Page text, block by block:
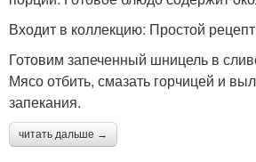
Входит в коллекцию: Простой
Готовим запеченный шницель в
Мясо отбить, смазать горчицей и
запекания.
читать дальше →